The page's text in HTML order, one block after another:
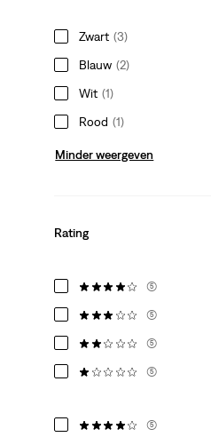
Zwart (3)
Blauw (2)
Wit (1)
Rood (1)
Minder weergeven
Rating
(5)
(5)
(5)
(5)
(5)